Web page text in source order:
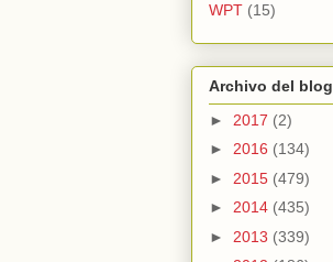
WPT (15)
Archivo del blog
► 2017 (2)
► 2016 (134)
► 2015 (479)
► 2014 (435)
► 2013 (339)